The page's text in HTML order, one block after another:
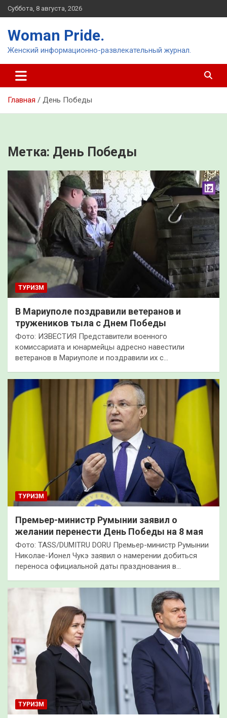
Перейти
к
Суббота, 8 августа, 2026
Woman Pride.
Женский информационно-развлекательный журнал.
Главная День Победы
Метка: День Победы
ТУРИЗМ
В Мариуполе поздравили ветеранов и
тружеников тыла с Днем Победы
Фото: ИЗВЕСТИЯ Представители военного
комиссариата и юнармейцы адресно навестили
ветеранов в Мариуполе и поздравили их с…
ТУРИЗМ
Премьер-министр Румынии заявил о
желании перенести День Победы на 8 мая
Фото: TASS/DUMITRU DORU Премьер-министр Румынии
Николае-Ионел Чукэ заявил о намерении добиться
переноса официальной даты празднования в…
ТУРИЗМ